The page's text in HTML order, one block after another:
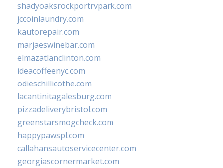
shadyoaksrockportrvpark.com
jccoinlaundry.com
kautorepair.com
marjaeswinebar.com
elmazatlanclinton.com
ideacoffeenyc.com
odieschillicothe.com
lacantinitagalesburg.com
pizzadeliverybristol.com
greenstarsmogcheck.com
happypawspl.com
callahansautoservicecenter.com
georgiascornermarket.com